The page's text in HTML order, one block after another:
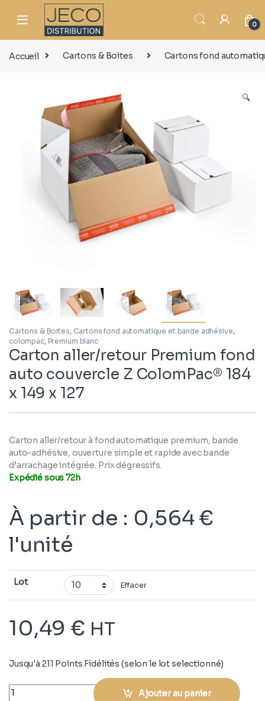
0
Accueil Cartons & Boites Cartons fond
🔍
Cartons & Boites, Cartons fond automatique et bande adhésive,
colompac, Premium blanc
Carton aller/retour Premium fond
auto couvercle Z ColomPac® 184
x 149 x 127
Carton aller/retour à fond automatique premium, bande
auto-adhésive, ouverture simple et rapide avec bande
d’arrachage intégrée. Prix dégressifs.
Expédié sous 72h
À partir de : 0,564€
l'unité
Lot Effacer
10,49 € HT
Jusqu'à 211 Points Fidélités (selon le lot selectionné)
Quantity Ajouter au panier